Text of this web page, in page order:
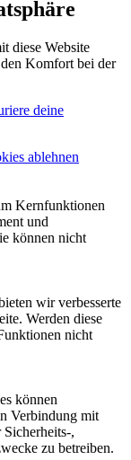
diese Website
Komfort bei der
deine
ablehnen
Kernfunktionen
und
können nicht
wir verbesserte
Werden diese
nicht
können
Verbindung mit
,
zu betreiben.